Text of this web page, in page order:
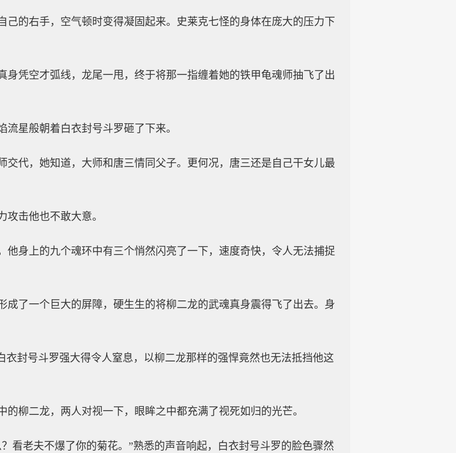
己的右手，空气顿时变得凝固起来。史莱克七怪的身体在庞大的压力下
身凭空才弧线，龙尾一甩，终于将那一指缠着她的铁甲龟魂师抽飞了出
星般朝着白衣封号斗罗砸了下来。
交代，她知道，大师和唐三情同父子。更何况，唐三还是自己干女儿最
击他也不敢大意。
他身上的九个魂环中有三个悄然闪亮了一下，速度奇快，令人无法捕捉
成了一个巨大的屏障，硬生生的将柳二龙的武魂真身震得飞了出去。身
衣封号斗罗强大得令人窒息，以柳二龙那样的强悍竟然也无法抵挡他这
柳二龙，两人对视一下，眼眸之中都充满了视死如归的光芒。
看老夫不爆了你的菊花。”熟悉的声音响起，白衣封号斗罗的脸色骤然